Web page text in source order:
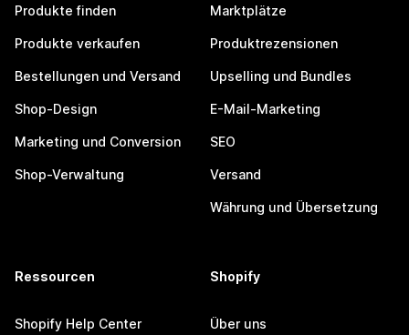
Produkte finden
Produkte verkaufen
Bestellungen und Versand
Shop-Design
Marketing und Conversion
Shop-Verwaltung
Marktplätze
Produktrezensionen
Upselling und Bundles
E-Mail-Marketing
SEO
Versand
Währung und Übersetzung
Ressourcen
Shopify Help Center
Shopify
Über uns